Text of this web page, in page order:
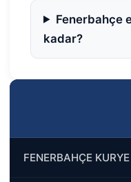
FENERBAHÇE
Fenerbahçe
kadar?